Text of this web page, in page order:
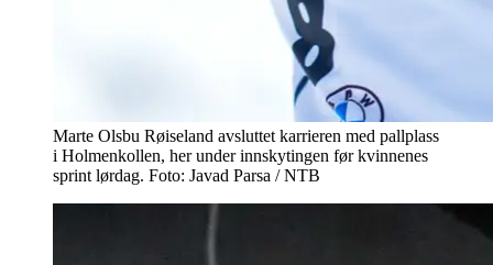
Marte Olsbu Røiseland avsluttet karrieren med pallplass
i Holmenkollen, her under innskytingen før kvinnenes
sprint lørdag. Foto: Javad Parsa / NTB